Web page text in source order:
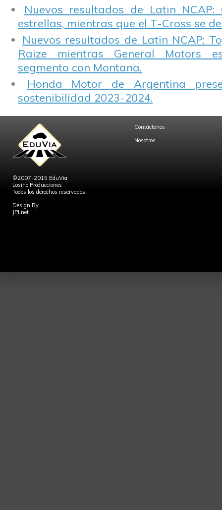
Nuevos resultados de Latin NCAP:
estrellas, mientras que el T-Cross se
Nuevos resultados de Latin NCAP:
Raize mientras General Motors
segmento con Montana.
Honda Motor de Argentina
sostenibilidad 2023-2024.
©2007-2015 EduVia
Losino Producciones
Todos los derechos reservados.
Design By
JPLnet
Contáctenos
Nosotros